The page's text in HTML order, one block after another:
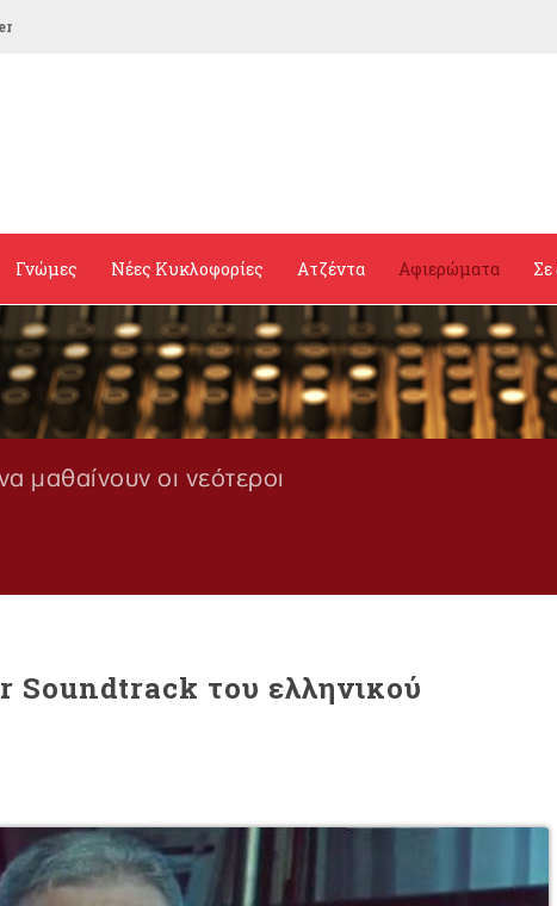
Γνώμες Νέες Κυκλοφορίες Ατζέντα Αφιερώματα
μαθαίνουν οι νεότεροι
Soundtrack του ελληνικού